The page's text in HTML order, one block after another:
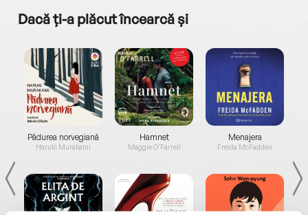
Dacă ți-a plăcut încearcă și
Pădurea norvegiană
Haruki Murakami
Hamnet
Maggie O'Farrell
Menajera
Freida McFadden